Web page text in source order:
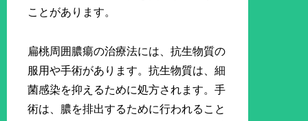
ことがあります。
扁桃周囲膿瘍の治療法には、抗生物質の
服用や手術があります。抗生物質は、細
菌感染を抑えるために処方されます。手
術は、膿を排出するために行われること